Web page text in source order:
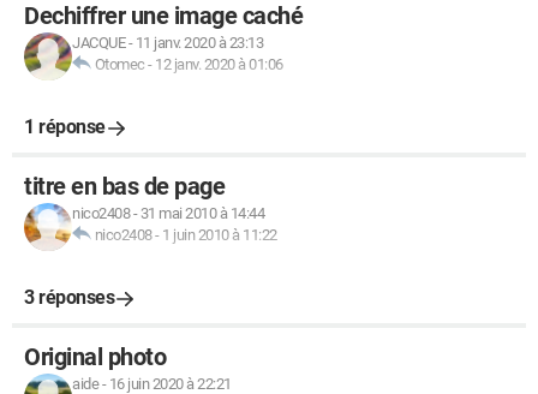
Dechiffrer une image caché
JACQUE- 11 janv. 2020 à 23:13
Otomec - 12 janv. 2020 à 01:06
1 réponse
titre en bas de page
nico2408- 31 mai 2010 à 14:44
nico2408- 1 juin 2010 à 11:22
3 réponses
Original photo
aide- 16 juin 2020 à 22:21